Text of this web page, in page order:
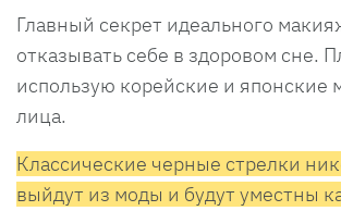
Главный секрет идеального
отказывать себе в здоровом сне.
использую корейские и японские
лица.
Классические черные стрелки
выйдут из моды и будут уместны